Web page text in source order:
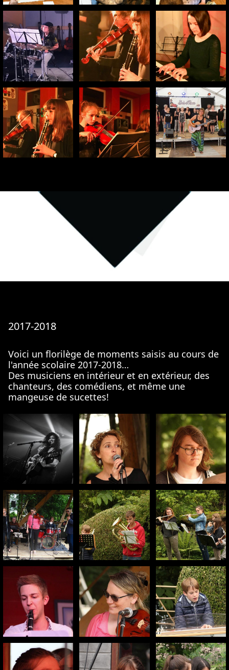
2017-2018
Voici un florilège de moments saisis au cours de
l'année scolaire 2017-2018…
Des musiciens en intérieur et en extérieur, des
chanteurs, des comédiens, et même une
mangeuse de sucettes!